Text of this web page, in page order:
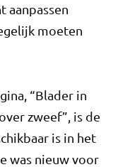
aanpassen
moeten
“Blader in
zweef”, is de
is in het
was nieuw voor